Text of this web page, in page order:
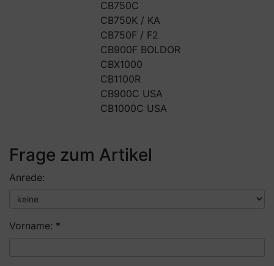
CB750C
CB750K / KA
CB750F / F2
CB900F BOLDOR
CBX1000
CB1100R
CB900C USA
CB1000C USA
Frage zum Artikel
Anrede:
Vorname: *